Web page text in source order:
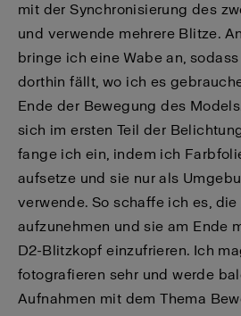
mit der Synchronisierung des
und verwende mehrere Blitze.
bringe ich eine Wabe an,
dorthin fällt, wo ich es
Ende der Bewegung des
sich im ersten Teil der
fange ich ein, indem ich
aufsetze und sie nur als
verwende. So schaffe ich es,
aufzunehmen und sie am Ende
D2-Blitzkopf einzufrieren. Ich
fotografieren sehr und werde
Aufnahmen mit dem Thema